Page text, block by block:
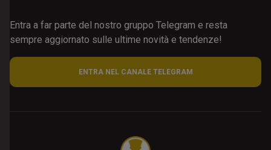
Entra a far parte del nostro gruppo Telegram e resta
sempre aggiornato sulle ultime novità e tendenze!
ENTRA NEL CANALE TELEGRAM